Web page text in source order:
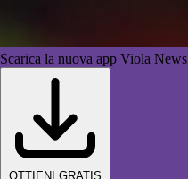
Scarica la nuova app Viola News
OTTIENI GRATIS